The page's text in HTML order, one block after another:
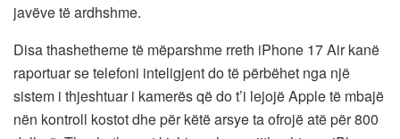
javëve të ardhshme.
Disa thashetheme të mëparshme rreth iPhone 17 Air kanë
raportuar se telefoni inteligjent do të përbëhet nga një
sistem i thjeshtuar i kamerës që do t’i lejojë Apple të mbajë
nën kontroll kostot dhe për këtë arsye ta ofrojë atë për 800